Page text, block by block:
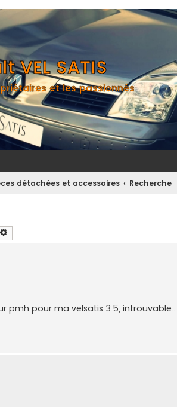
VEL SATIS
et les passionnés
détachées et accessoires Recherche
pmh pour ma velsatis 3.5, introuvable...